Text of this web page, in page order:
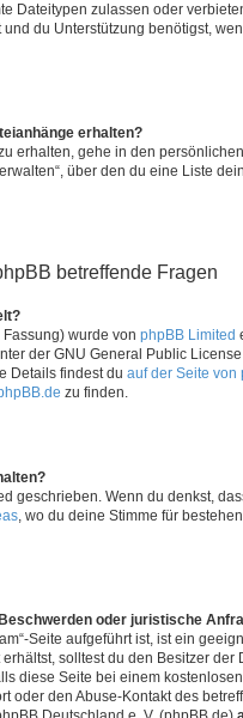
Dateitypen zulassen oder
du Unterstützung benötigst,
erhalten?
erhalten, gehe in den
über den du eine Liste
betreffende Fragen
wurde von phpBB Limited
der GNU General Public
Details findest du auf der Seite von
zu finden.
geschrieben. Wenn du denkst,
, wo du deine Stimme für
oder juristische
Seite aufgeführt ist, ist ein
solltest du den Besitzer
diese Seite bei einem
oder den Abuse-Kontakt des